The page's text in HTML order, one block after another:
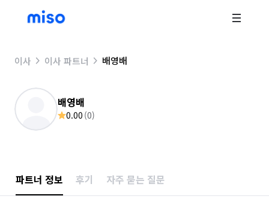
이사 이사 파트너 배영배
배영배
0.00 (0)
파트너 정보 후기 자주 묻는 질문